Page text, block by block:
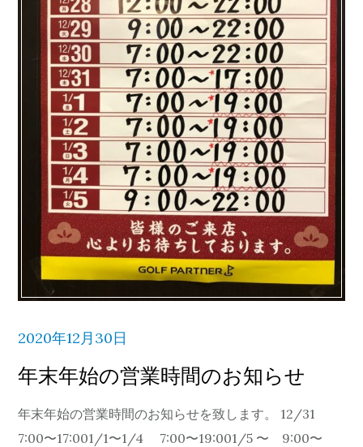
2020年12月30日
年末年始の営業時間のお知らせ
年末年始の営業時間のお知らせを致します。 12/31
7:00〜17:001/1〜1/4 7:00〜19:001/5 〜 9:00〜